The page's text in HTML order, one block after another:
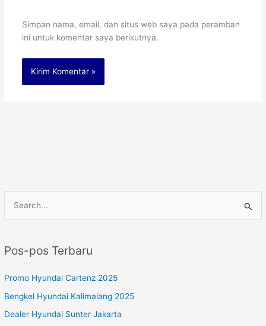
i
u
Pos-pos Terbaru
Promo Hyundai Cartenz 2025
Bengkel Hyundai Kalimalang 2025
Dealer Hyundai Sunter Jakarta
Simpan nama, email, dan situs web saya pada peramban
ini untuk komentar saya berikutnya.